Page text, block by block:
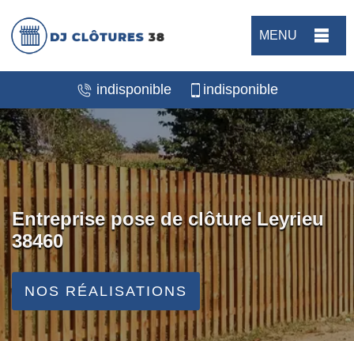
MENU
indisponible indisponible
Entreprise pose de clôture Leyrieu
38460
NOS RÉALISATIONS